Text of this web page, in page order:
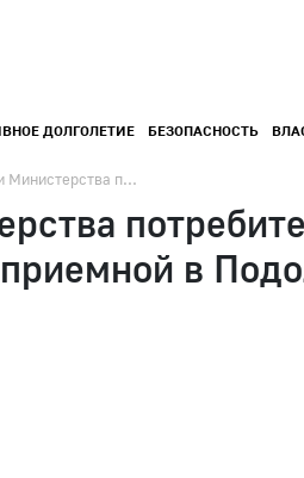
ДОЛГОЛЕТИЕ БЕЗОПАСНОСТЬ
Министерства п...
в